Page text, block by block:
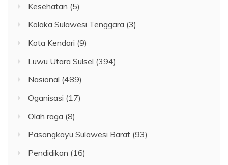
Kesehatan (5)
Kolaka Sulawesi Tenggara (3)
Kota Kendari (9)
Luwu Utara Sulsel (394)
Nasional (489)
Oganisasi (17)
Olah raga (8)
Pasangkayu Sulawesi Barat (93)
Pendidikan (16)